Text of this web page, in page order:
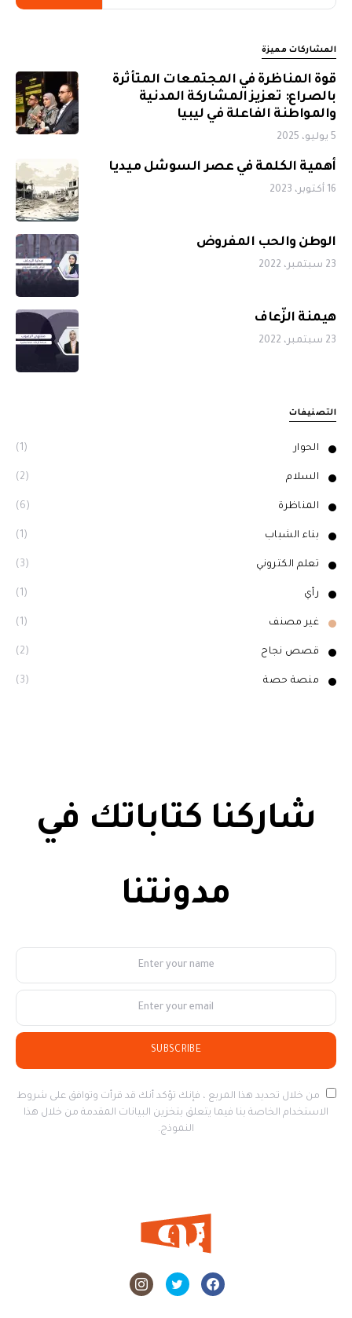
المشاركات مميزة
قوة المناظرة في المجتمعات المتأثرة
بالصراع: تعزيز المشاركة المدنية
والمواطنة الفاعلة في ليبيا
5 يوليو، 2025
أهمية الكلمة في عصر السوشل ميديا
16 أكتوبر، 2023
الوطن والحب المفروض
23 سبتمبر، 2022
هيمنة الزّعاف
23 سبتمبر، 2022
التصنيفات
الحوار (1)
السلام (2)
المناظرة (6)
بناء الشباب (1)
تعلم الكتروني (3)
رأي (1)
غير مصنف (1)
قصص نجاح (2)
منصة حصة (3)
شاركنا كتاباتك في
مدونتنا
SUBSCRIBE
من خلال تحديد هذا المربع ، فإنك تؤكد أنك قد قرأت وتوافق على شروط
الاستخدام الخاصة بنا فيما يتعلق بتخزين البيانات المقدمة من خلال هذا
النموذج.